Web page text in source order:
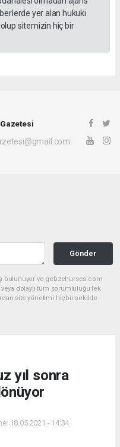
yer alan hukuki
sitemizin hiç bir
Gönder
bulunuyor ve gebzehurses.com
dolaylı tüm sorumluluğu tek
site yönetimi hiçbir şekilde
yıl sonra
18.05.2021 - 14:34